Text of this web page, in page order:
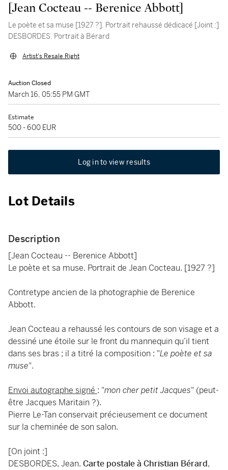
[Jean Cocteau -- Berenice Abbott]
Le poète et sa muse [1927 ?]. Portrait rehaussé dédicacé [Joint :]
DESBORDES. Portrait à Bérard
Artist's Resale Right
Auction Closed
March 16, 05:55 PM GMT
Estimate
500 - 600 EUR
Log in to view results
Lot Details
Description
[Jean Cocteau -- Berenice Abbott]
Le poète et sa muse. Portrait de Jean Cocteau. [1927 ?]
Contretype ancien de la photographie de Berenice
Abbott.
Jean Cocteau a rehaussé les contours de son visage et a
dessiné une étoile sur le front du mannequin qu’il tient
dans ses bras ; il a titré la composition : "Le poète et sa
muse".
Envoi autographe signé : "mon cher petit Jacques" (peut-
être Jacques Maritain ?).
Pierre Le-Tan conservait précieusement ce document
sur la cheminée de son salon.
[On joint :]
DESBORDES, Jean. Carte postale à Christian Bérard,